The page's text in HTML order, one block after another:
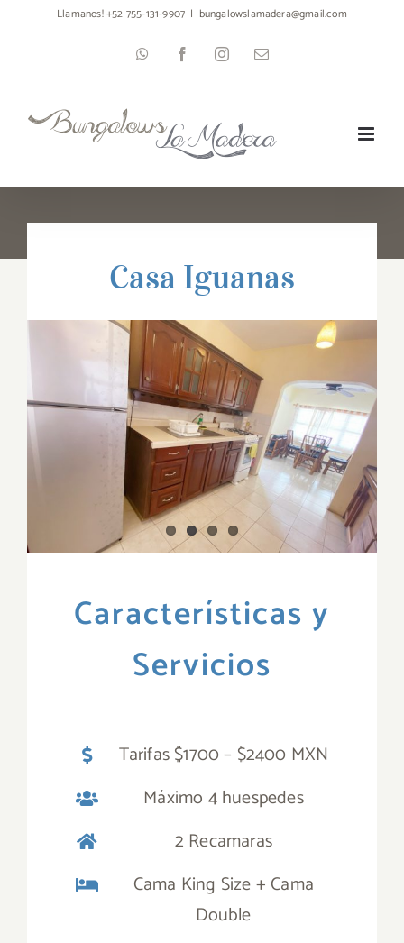
Llamanos! +52 755-131-9907 | bungalowslamadera@gmail.com
WhatsAppFacebookInstagramEmail
Casa Iguanas
Características y
Servicios
Tarifas $1700 – $2400 MXN
Máximo 4 huespedes
2 Recamaras
Cama King Size + Cama
Double